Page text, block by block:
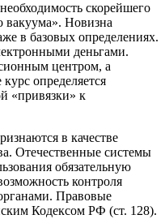
скорейшего
вакуума». Новизна
в базовых определениях.
деньгами.
центром, а
определяется
«привязки» к
в качестве
Отечественные системы
обязательную
контроля
Правовые
Кодексом РФ (ст. 128).